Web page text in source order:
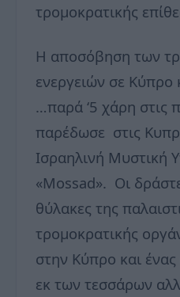
τρομοκρατικής
Η αποσόβηση των
ενεργειών σε Κύπρο
…παρά ‘5 χάρη στις
παρέδωσε στις
Ισραηλινή Μυστική
«Mossad». Οι
θύλακες της
τρομοκρατικής
στην Κύπρο και
εκ των τεσσάρων